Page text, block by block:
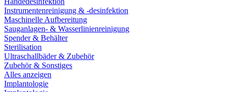
Instrumentenreinigung & -desinfektion
Maschinelle Aufbereitung
Sauganlagen- & Wasserlinienreinigung
Spender & Behälter
Sterilisation
Ultraschallbäder & Zubehör
Zubehör & Sonstiges
Alles anzeigen
Implantologie